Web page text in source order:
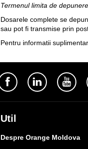
Termenul limita de
Dosarele complete se
sau pot fi transmise prin
Pentru informatii
Util
Despre Orange Moldova